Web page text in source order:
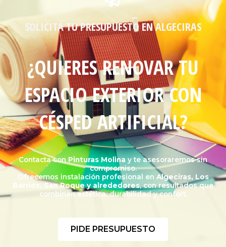
SOLICITA TU PRESUPUESTO EN ALGECIRAS
¿QUIERES RENOVAR TU
ESPACIO EXTERIOR CON
CÉSPED ARTIFICIAL?
Contacta conPinturas Molina y te asesoraremos sin
compromiso.
Ofrecemos instalación profesional en Algeciras, Los
Barrios, San Roque y alrededores, con resultados que
combinan estética, durabilidad y confort.
PIDE PRESUPUESTO